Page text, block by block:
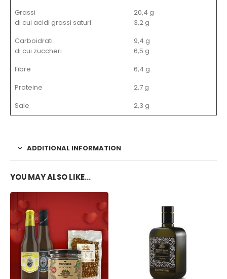
Grassi
di cui acidi grassi saturi
20,4 g
3,2 g
Carboidrati
di cui zuccheri
9,4 g
6,5 g
Fibre
6,4 g
Proteine
2,7 g
Sale
2,3 g
ADDITIONAL INFORMATION
YOU MAY ALSO LIKE…